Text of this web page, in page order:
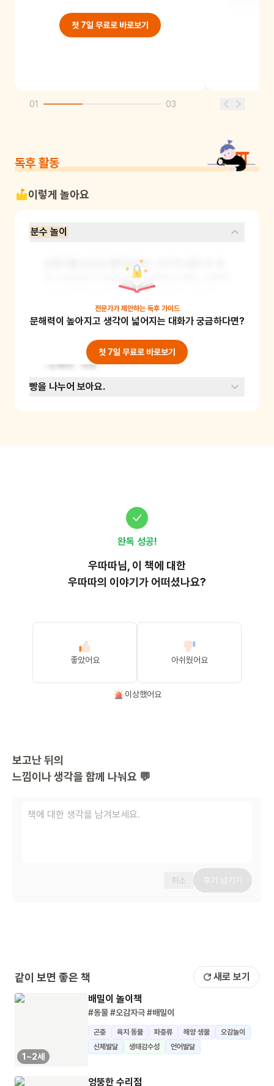
첫 7일 무료로 바로보기
01 03
독후 활동
이렇게 놀아요
분수 놀이
도화지를 반으로 잘라보아요. 크기가 같은 두 개
로 나뉘었죠? 이것을 2분의 1이라고 해요. 도화지
를 또 반으로 잘라보아요. 크기가 같은 네 개로 나
누어진 것이 보이나요? 이것을 4분의 1이라고 해
요. 이렇게 종이를 나누어 분수의 개념을 알려줄
수 있습니다. 이 활동을 통해 수 개념 중 나누기와
분수에 대해 쉽게 이해할 수 있게 됩니다. 준비물
: 도화지, 가위
전문가가 제안하는 독후 가이드
문해력이 높아지고 생각이 넓어지는 대화가 궁금하다면?
첫 7일 무료로 바로보기
빵을 나누어 보아요.
완독 성공!
우따따님, 이 책에 대한
우따따의 이야기가 어떠셨나요?
좋았어요 아쉬웠어요
이상했어요
보고난 뒤의
느낌이나 생각을 함께 나눠요 💬
취소 후기 남기기
같이 보면 좋은 책 새로 보기
1~2세
배밀이 놀이책
#동물#오감자극#배밀이
곤충 육지 동물 파충류 해양 생물
오감놀이
신체발달
생태감수성 언어발달
엉뚱한 수리점